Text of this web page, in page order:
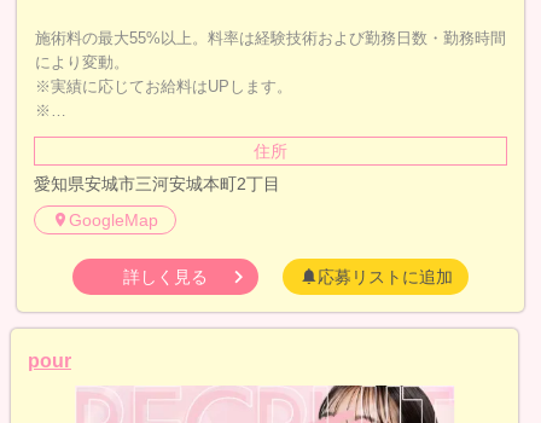
施術料の最大55%以上。料率は経験技術および勤務日数・勤務時間
により変動。
※実績に応じてお給料はUPします。
※…
住所
愛知県安城市三河安城本町2丁目
GoogleMap
詳しく見る 応募リストに追加
pour